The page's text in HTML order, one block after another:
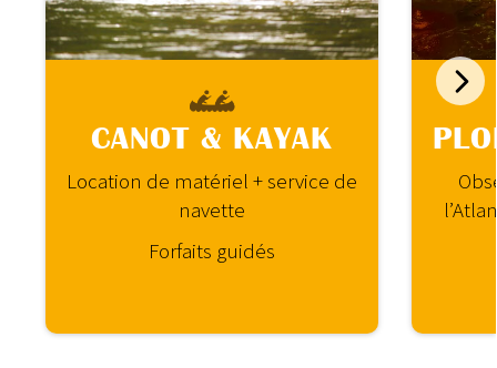
CANOT & KAYAK
Location de matériel + service de
navette
Forfaits guidés